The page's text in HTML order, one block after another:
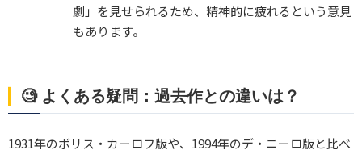
劇」を見せられるため、精神的に疲れるという意見
もあります。
🧐 よくある疑問：過去作との違いは？
1931年のボリス・カーロフ版や、1994年のデ・ニーロ版と比べ